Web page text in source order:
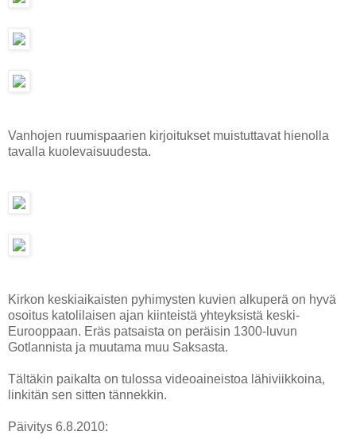
Vanhojen ruumispaarien kirjoitukset muistuttavat hienolla
tavalla kuolevaisuudesta.
Kirkon keskiaikaisten pyhimysten kuvien alkuperä on hyvä
osoitus katolilaisen ajan kiinteistä yhteyksistä keski-
Eurooppaan. Eräs patsaista on peräisin 1300-luvun
Gotlannista ja muutama muu Saksasta.
Tältäkin paikalta on tulossa videoaineistoa lähiviikkoina,
linkitän sen sitten tännekkin.
Päivitys 6.8.2010: